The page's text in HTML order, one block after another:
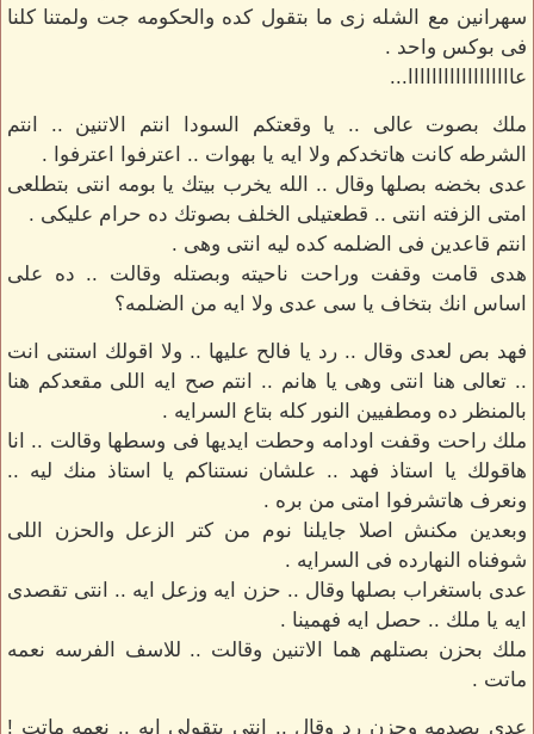
سهرانين مع الشله زى ما بتقول كده والحكومه جت ولمتنا كلنا
فى بوكس واحد .
عاااااااااااااااااا...
ملك بصوت عالى .. يا وقعتكم السودا انتم الاتنين .. انتم
الشرطه كانت هاتخدكم ولا ايه يا بهوات .. اعترفوا اعترفوا .
عدى بخضه بصلها وقال .. الله يخرب بيتك يا بومه انتى بتطلعى
امتى الزفته انتى .. قطعتيلى الخلف بصوتك ده حرام عليكى .
انتم قاعدين فى الضلمه كده ليه انتى وهى .
هدى قامت وقفت وراحت ناحيته وبصتله وقالت .. ده على
اساس انك بتخاف يا سى عدى ولا ايه من الضلمه؟
فهد بص لعدى وقال .. رد يا فالح عليها .. ولا اقولك استنى انت
.. تعالى هنا انتى وهى يا هانم .. انتم صح ايه اللى مقعدكم هنا
بالمنظر ده ومطفيين النور كله بتاع السرايه .
ملك راحت وقفت اودامه وحطت ايديها فى وسطها وقالت .. انا
هاقولك يا استاذ فهد .. علشان نستناكم يا استاذ منك ليه ..
ونعرف هاتشرفوا امتى من بره .
وبعدين مكنش اصلا جايلنا نوم من كتر الزعل والحزن اللى
شوفناه النهارده فى السرايه .
عدى باستغراب بصلها وقال .. حزن ايه وزعل ايه .. انتى تقصدى
ايه يا ملك .. حصل ايه فهمينا .
ملك بحزن بصتلهم هما الاتنين وقالت .. للاسف الفرسه نعمه
ماتت .
عدى بصدمه وحزن رد وقال .. انتى بتقولى ايه .. نعمه ماتت !